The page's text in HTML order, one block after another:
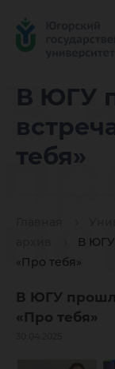
В ЮГУ
тебя»
В ЮГУ
«Про тебя»
В
В ЮГУ
«Про тебя»